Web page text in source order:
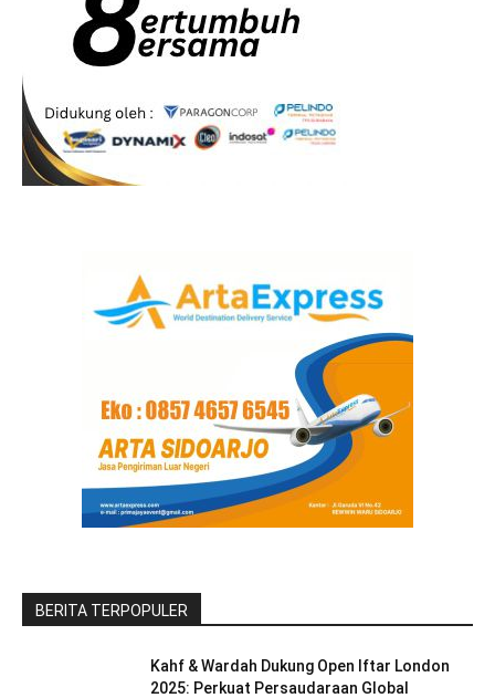
BERITA TERPOPULER
Kahf & Wardah Dukung Open Iftar London
2025: Perkuat Persaudaraan Global